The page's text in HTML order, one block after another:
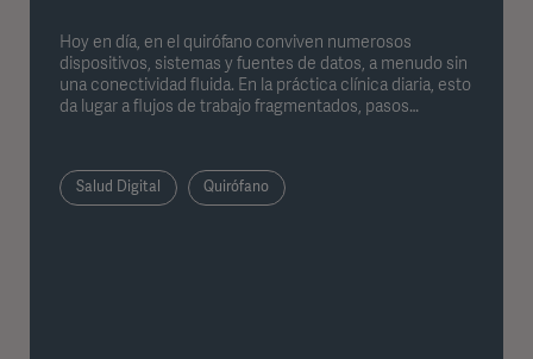
Hoy en día, en el quirófano conviven numerosos
dispositivos, sistemas y fuentes de datos, a menudo sin
una conectividad fluida. En la práctica clínica diaria, esto
da lugar a flujos de trabajo fragmentados, pasos
abordan precisamente este problema al reunir
dispositivos, datos y procesos dentro de una estructura
unificada. En el siguiente artículo se describe cómo
Salud Digital Quirófano